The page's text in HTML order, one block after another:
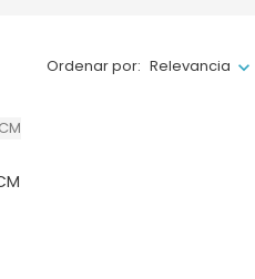
Ordenar por: Relevancia